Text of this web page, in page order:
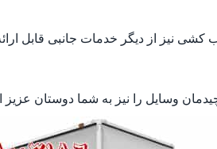
نیز از دیگر خدمات جانبی قابل
وسایل را نیز به شما دوستان عزیز